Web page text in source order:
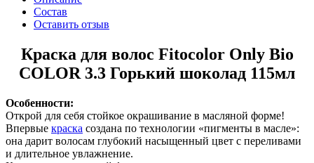
Состав
Оставить отзыв
Краска для волос Fitocolor Only Bio
COLOR 3.3 Горький шоколад 115мл
Особенности:
Открой для себя стойкое окрашивание в масляной форме!
Впервые краска создана по технологии «пигменты в масле»:
она дарит волосам глубокий насыщенный цвет с переливами
и длительное увлажнение.